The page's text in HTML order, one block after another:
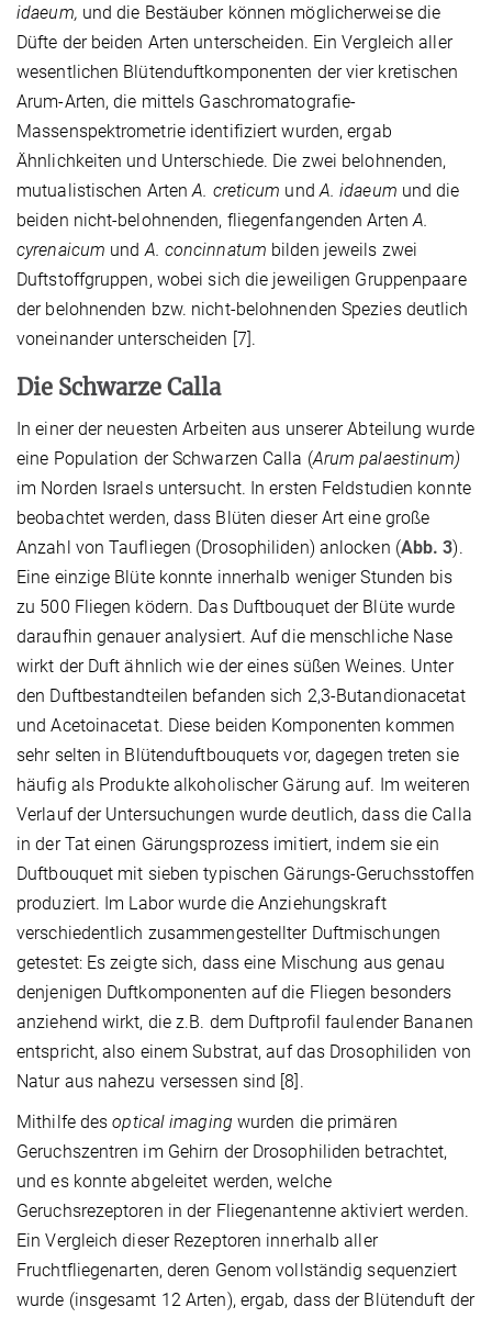
idaeum, und die Bestäuber können möglicherweise die
Düfte der beiden Arten unterscheiden. Ein Vergleich aller
wesentlichen Blütenduftkomponenten der vier kretischen
Arum-Arten, die mittels Gaschromatografie-
Massenspektrometrie identifiziert wurden, ergab
Ähnlichkeiten und Unterschiede. Die zwei belohnenden,
mutualistischen ArtenA. creticum undA. idaeum und die
beiden nicht-belohnenden, fliegenfangenden ArtenA.
cyrenaicum undA. concinnatum bilden jeweils zwei
Duftstoffgruppen, wobei sich die jeweiligen Gruppenpaare
der belohnenden bzw. nicht-belohnenden Spezies deutlich
voneinander unterscheiden [7].
Die Schwarze Calla
In einer der neuesten Arbeiten aus unserer Abteilung wurde
eine Population der Schwarzen Calla (Arum palaestinum)
im Norden Israels untersucht. In ersten Feldstudien konnte
beobachtet werden, dass Blüten dieser Art eine große
Anzahl von Taufliegen (Drosophiliden) anlocken (Abb. 3).
Eine einzige Blüte konnte innerhalb weniger Stunden bis
zu 500 Fliegen ködern. Das Duftbouquet der Blüte wurde
daraufhin genauer analysiert. Auf die menschliche Nase
wirkt der Duft ähnlich wie der eines süßen Weines. Unter
den Duftbestandteilen befanden sich 2,3-Butandionacetat
und Acetoinacetat. Diese beiden Komponenten kommen
sehr selten in Blütenduftbouquets vor, dagegen treten sie
häufig als Produkte alkoholischer Gärung auf. Im weiteren
Verlauf der Untersuchungen wurde deutlich, dass die Calla
in der Tat einen Gärungsprozess imitiert, indem sie ein
Duftbouquet mit sieben typischen Gärungs-Geruchsstoffen
produziert. Im Labor wurde die Anziehungskraft
verschiedentlich zusammengestellter Duftmischungen
getestet: Es zeigte sich, dass eine Mischung aus genau
denjenigen Duftkomponenten auf die Fliegen besonders
anziehend wirkt, die z.B. dem Duftprofil faulender Bananen
entspricht, also einem Substrat, auf das Drosophiliden von
Natur aus nahezu versessen sind [8].
Mithilfe desoptical imaging wurden die primären
Geruchszentren im Gehirn der Drosophiliden betrachtet,
und es konnte abgeleitet werden, welche
Geruchsrezeptoren in der Fliegenantenne aktiviert werden.
Ein Vergleich dieser Rezeptoren innerhalb aller
Fruchtfliegenarten, deren Genom vollständig sequenziert
wurde (insgesamt 12 Arten), ergab, dass der Blütenduft der